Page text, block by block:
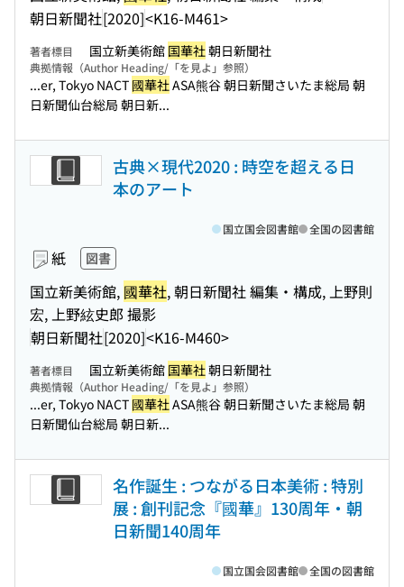
朝日新聞社[2020]<K16-M461>
著者標目 国立新美術館 国華社朝日新聞社
典拠情報（Author Heading/「を見よ」参照）
...er, Tokyo NACT 國華社ASA熊谷 朝日新聞さいたま総局 朝
日新聞仙台総局 朝日新...
古典×現代2020 : 時空を超える日
本のアート
紙 図書
国立新美術館, 國華社, 朝日新聞社 編集・構成, 上野則
宏, 上野絃史郎 撮影
朝日新聞社[2020]<K16-M460>
国立国会図書館 全国の図書館
著者標目 国立新美術館 国華社朝日新聞社
典拠情報（Author Heading/「を見よ」参照）
...er, Tokyo NACT 國華社ASA熊谷 朝日新聞さいたま総局 朝
日新聞仙台総局 朝日新...
名作誕生 : つながる日本美術 : 特別
展 : 創刊記念『國華』130周年・朝
日新聞140周年
国立国会図書館 全国の図書館